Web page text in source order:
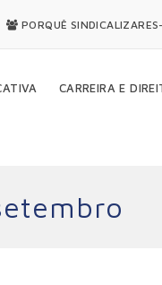
PORQUÊ
CARREIRA E